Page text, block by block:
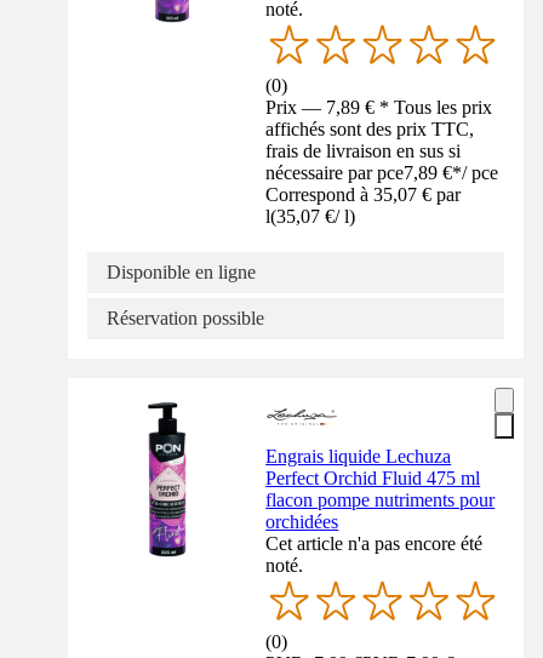
noté.
(0)
Prix — 7,89 € * Tous les prix
affichés sont des prix TTC,
frais de livraison en sus si
nécessaire par pce7,89 €*/ pce
Correspond à 35,07 € par
l(35,07 €/ l)
Disponible en ligne
Réservation possible
Engrais liquide Lechuza
Perfect Orchid Fluid 475 ml
flacon pompe nutriments pour
orchidées
Cet article n'a pas encore été
noté.
(0)